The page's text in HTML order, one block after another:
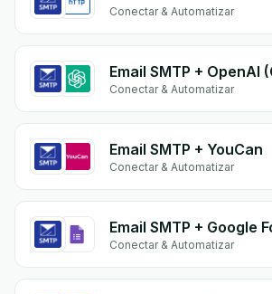
Conectar & Automatizar
Email SMTP + OpenAI
Conectar & Automatizar
Email SMTP + YouCan
Conectar & Automatizar
Conectar & Automatizar